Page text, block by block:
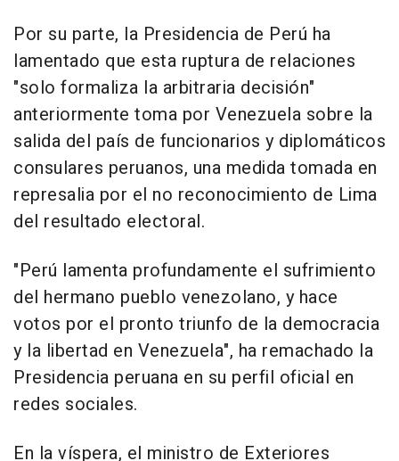
Por su parte, la Presidencia de Perú ha
lamentado que esta ruptura de relaciones
"solo formaliza la arbitraria decisión"
anteriormente toma por Venezuela sobre la
salida del país de funcionarios y diplomáticos
consulares peruanos, una medida tomada en
represalia por el no reconocimiento de Lima
del resultado electoral.
"Perú lamenta profundamente el sufrimiento
del hermano pueblo venezolano, y hace
votos por el pronto triunfo de la democracia
y la libertad en Venezuela", ha remachado la
Presidencia peruana en su perfil oficial en
redes sociales.
En la víspera, el ministro de Exteriores